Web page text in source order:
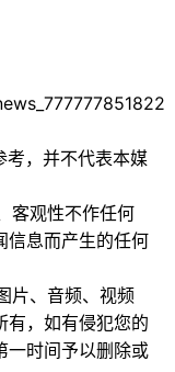
考，并不代表本媒
客观性不作任何
信息而产生的任何
片、音频、视频
有，如有侵犯您的
一时间予以删除或